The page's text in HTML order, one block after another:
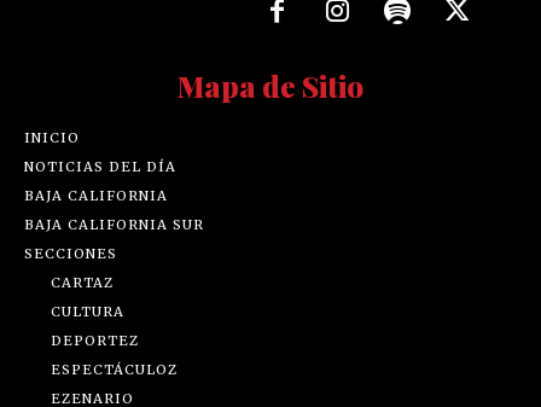
Mapa de Sitio
INICIO
NOTICIAS DEL DÍA
BAJA CALIFORNIA
BAJA CALIFORNIA SUR
SECCIONES
CARTAZ
CULTURA
DEPORTEZ
ESPECTÁCULOZ
EZENARIO